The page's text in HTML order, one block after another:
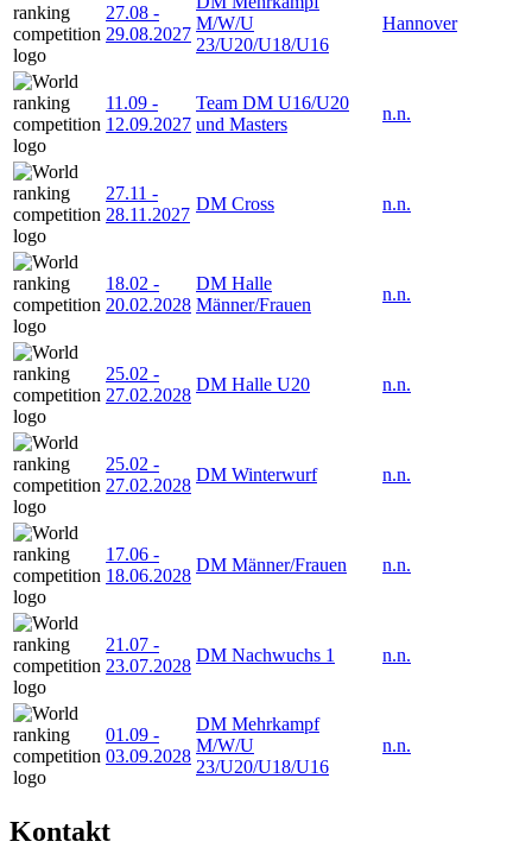
27.08 -
29.08.2027
M/W/U
23/U20/U18/U16
Hannover
11.09 -
12.09.2027
Team DM U16/U20
und Masters
n.n.
27.11 -
28.11.2027
DM Cross n.n.
18.02 -
20.02.2028
DM Halle
Männer/Frauen
n.n.
25.02 -
27.02.2028
DM Halle U20 n.n.
25.02 -
27.02.2028
DM Winterwurf n.n.
17.06 -
18.06.2028
DM Männer/Frauen n.n.
21.07 -
23.07.2028
DM Nachwuchs 1 n.n.
01.09 -
03.09.2028
DM Mehrkampf
M/W/U
23/U20/U18/U16
n.n.
Kontakt